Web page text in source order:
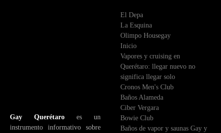
o
Gay Querétaro es un
instrumento informativo sobre
El Depa
La Esquina
Olimpo Housegay
Inicio
Vapores y cruising en
Querétaro: llegar nuevo no
significa llegar solo
Cronos Men's Club
Baños Alameda
Ciber Vergara
Bowie Club
Baños de vapor y saunas Gay y